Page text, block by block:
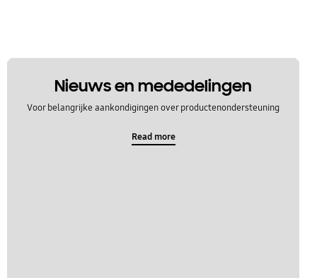
Nieuws en mededelingen
Voor belangrijke aankondigingen over productenondersteuning
Read more